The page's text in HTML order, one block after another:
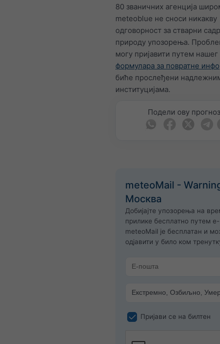
80 званичних агенција
meteoblue не сноси никакву
одговорност за стварни
природу упозорења.
могу пријавити путем нашег
формулара за повратне
биће прослеђени
институцијама.
Подели ову
meteoMail -
Москва
Добијајте упозорења на
прилике бесплатно путем
meteoMail је бесплатан и
одјавити у било ком
Пријави се на билтен